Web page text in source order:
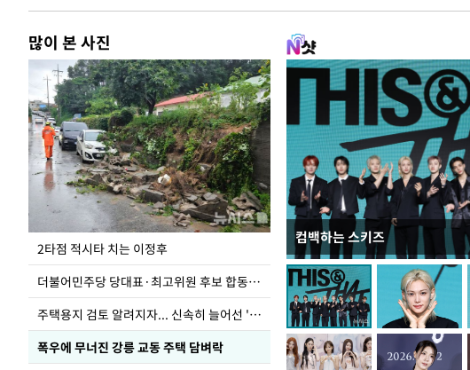
많이 본 사진
2타점 적시타 치는 이정후
더불어민주당 당대표·최고위원 후보 합동연설회
주택용지 검토 알려지자... 신속히 늘어선 '근조화환'
폭우에 무너진 강릉 교동 주택 담벼락
컴백하는 스키즈
청와대 일주일